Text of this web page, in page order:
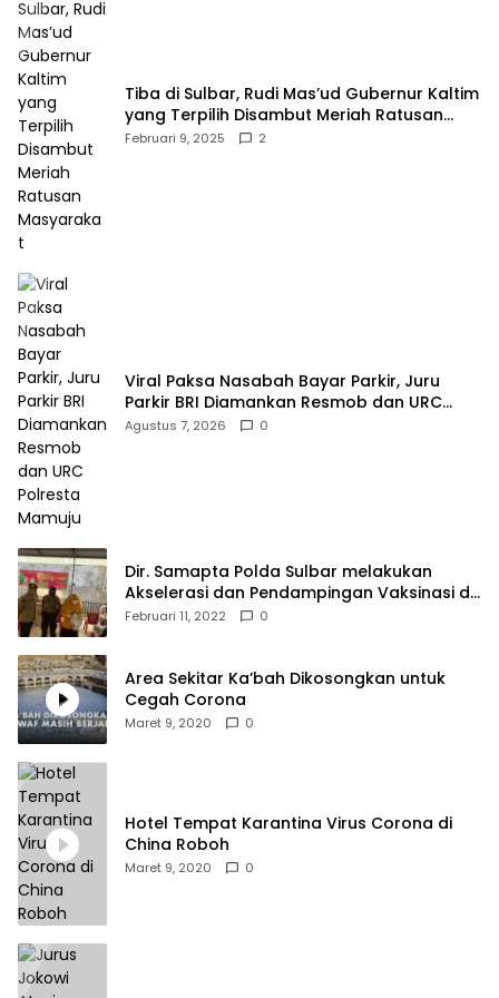
Tiba di Sulbar, Rudi Mas’ud Gubernur Kaltim
yang Terpilih Disambut Meriah Ratusan
Masyarakat
Februari 9, 2025 2
Viral Paksa Nasabah Bayar Parkir, Juru
Parkir BRI Diamankan Resmob dan URC
Polresta Mamuju
Agustus 7, 2026 0
Dir. Samapta Polda Sulbar melakukan
Akselerasi dan Pendampingan Vaksinasi di
SDN 001 Polewali
Februari 11, 2022 0
Area Sekitar Ka’bah Dikosongkan untuk
Cegah Corona
Maret 9, 2020 0
Hotel Tempat Karantina Virus Corona di
China Roboh
Maret 9, 2020 0